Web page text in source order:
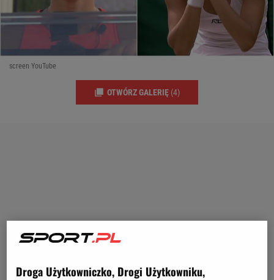
screen YouTube
OTWÓRZ GALERIĘ (4)
Droga Użytkowniczko, Drogi Użytkowniku,